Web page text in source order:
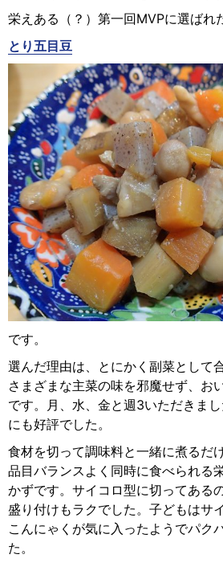
栄えある（？）第一回MVPに選ばれ
とり五目豆
です。
選んだ理由は、とにかく副菜として
さまざまな主菜の味を邪魔せず、お
です。月、水、金と週3いただきま
にも好評でした。
食材を切って調味料と一緒に煮るだ
品目バランスよく同時に食べられる
かずです。サイコロ型に切ってある
盛り付けもラクでした。子どもはサ
こんにゃくが気に入ったようでパク
た。